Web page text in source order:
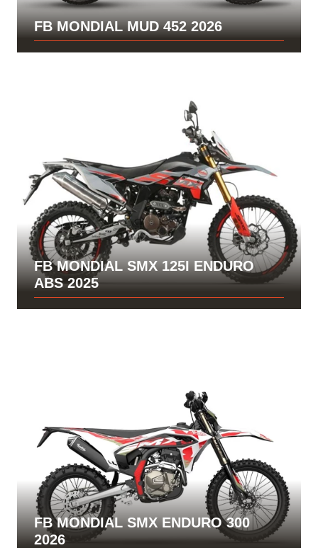
FB MONDIAL MUD 452 2026
FB MONDIAL SMX 125I ENDURO
ABS 2025
FB MONDIAL SMX ENDURO 300
2026